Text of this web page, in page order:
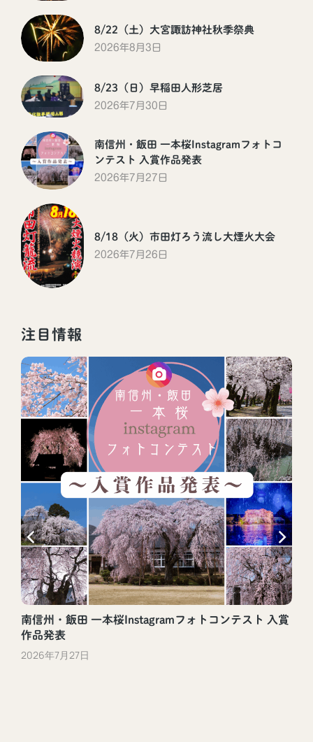
8/22（土）大宮諏訪神社秋季祭典
2026年8月3日
8/23（日）早稲田人形芝居
2026年7月30日
南信州・飯田 一本桜Instagramフォトコ
ンテスト 入賞作品発表
2026年7月27日
8/18（火）市田灯ろう流し大煙火大会
2026年7月26日
注目情報
南信州・飯田 一本桜Instagramフォトコンテスト 入賞
作品発表
2026年7月27日